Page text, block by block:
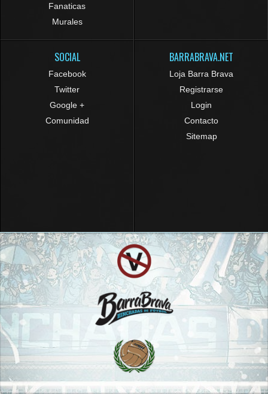
Fanaticas
Murales
SOCIAL
Facebook
Twitter
Google +
Comunidad
BARRABRAVA.NET
Loja Barra Brava
Registrarse
Login
Contacto
Sitemap